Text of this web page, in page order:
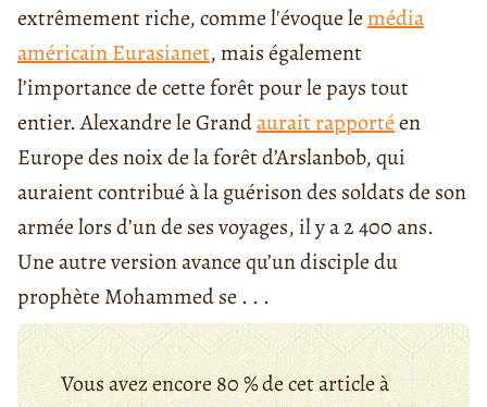
extrêmement riche, comme l'évoque lemédia
américain Eurasianet, mais également
l’importance de cette forêt pour le pays tout
entier. Alexandre le Grandaurait rapportéen
Europe des noix de la forêt d’Arslanbob, qui
auraient contribué à la guérison des soldats de son
armée lors d’un de ses voyages, il y a 2 400 ans.
Une autre version avance qu’un disciple du
prophète Mohammed se . . .
Vous avez encore 80 % de cet article à